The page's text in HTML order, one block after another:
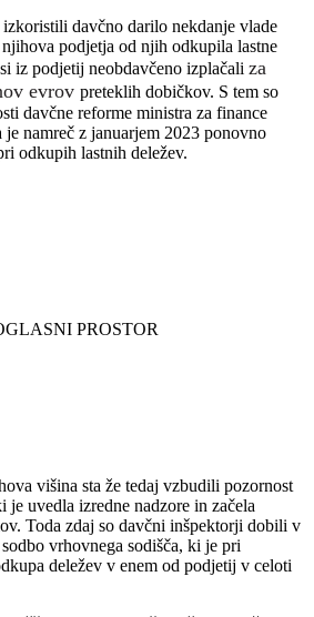
davčno darilo nekdanje vlade
njihova podjetja od njih odkupila lastne
iz podjetij neobdavčeno izplačali za
evrov preteklih dobičkov. S tem so
davčne reforme ministra za finance
je namreč z januarjem 2023 ponovno
odkupih lastnih deležev.
višina sta že tedaj vzbudili pozornost
je uvedla izredne nadzore in začela
Toda zdaj so davčni inšpektorji dobili v
vrhovnega sodišča, ki je pri
deležev v enem od podjetij v celoti